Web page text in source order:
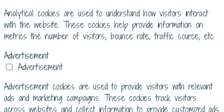
Analytical cookies are used to understand how visitors interact
with the website. These cookies help provide information on
metrics the number of visitors, bounce rate, traffic source, etc.
Advertisement
Advertisement
Advertisement cookies are used to provide visitors with relevant
ads and marketing campaigns. These cookies track visitors
across websites and collect information to provide customized ads.